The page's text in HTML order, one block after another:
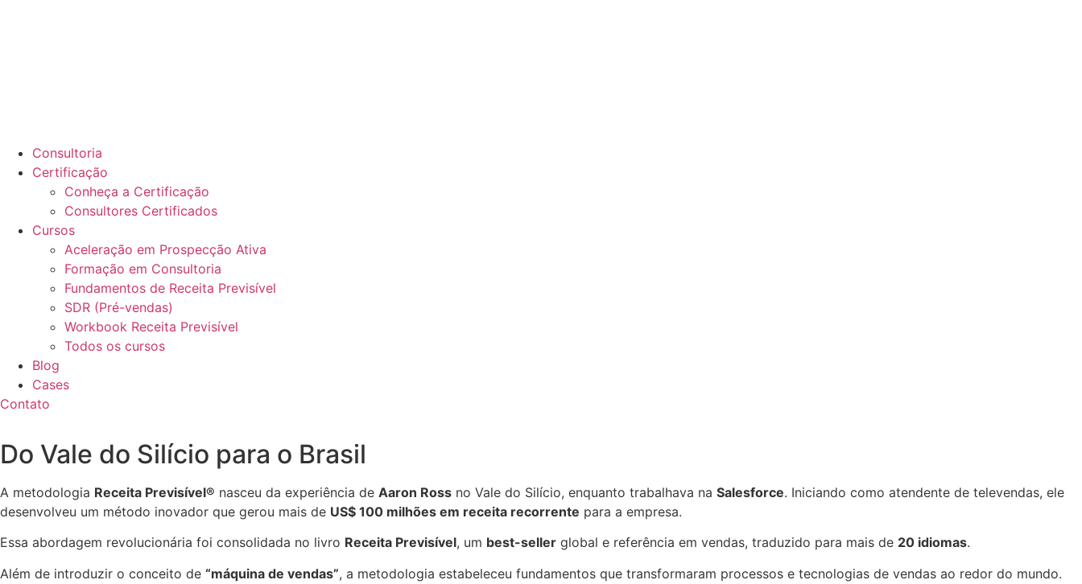
Consultoria
Certificação
Conheça a Certificação
Consultores Certificados
Cursos
Aceleração em Prospecção Ativa
Formação em Consultoria
Fundamentos de Receita Previsível
SDR (Pré-vendas)
Workbook Receita Previsível
Todos os cursos
Blog
Cases
Contato
Do Vale do Silício para o Brasil
A metodologia Receita Previsível® nasceu da experiência de Aaron Ross no Vale do Silício, enquanto trabalhava na Salesforce. Iniciando como atendente de televendas, ele
desenvolveu um método inovador que gerou mais de US$ 100 milhões em receita recorrente para a empresa.
Essa abordagem revolucionária foi consolidada no livro Receita Previsível, um best-seller global e referência em vendas, traduzido para mais de 20 idiomas.
Além de introduzir o conceito de “máquina de vendas”, a metodologia estabeleceu fundamentos que transformaram processos e tecnologias de vendas ao redor do mundo.